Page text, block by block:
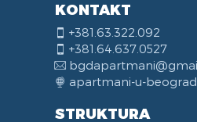
KONTAKT
+381.63.322.092
+381.64.637.0527
apartmani-u-
STRUKTURA